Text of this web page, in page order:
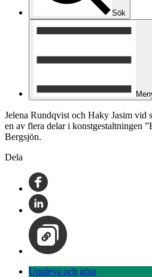
Sök
Jelena Rundqvist och Haky Jasim vid
en av flera delar i konstgestaltningen
Bergsjön.
Dela
Uppleva och göra